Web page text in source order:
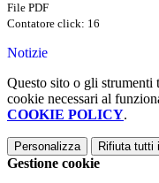
File PDF
Contatore click: 16
Notizie
Questo sito o gli strumenti
cookie necessari al
COOKIE POLICY.
Personalizza Rifiuta tutti
Gestione cookie